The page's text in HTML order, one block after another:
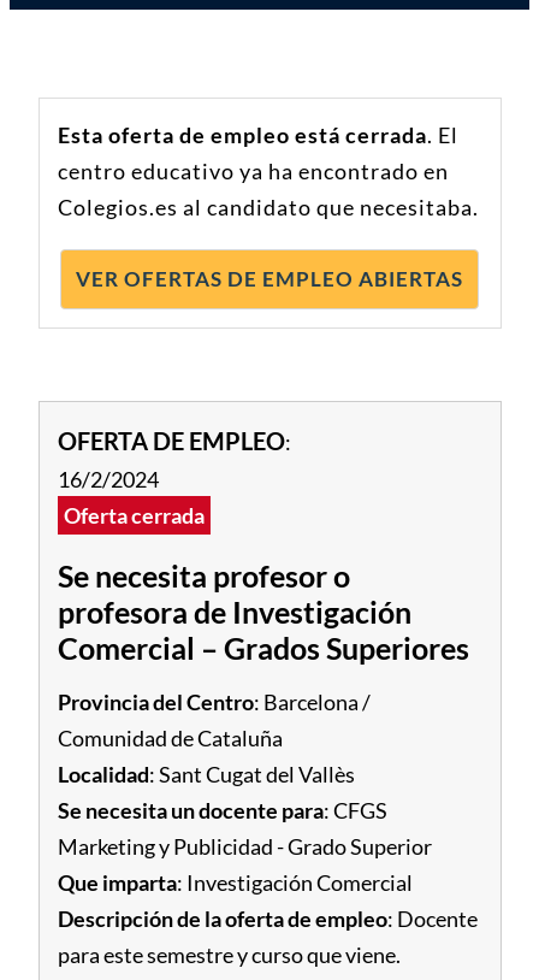
Esta oferta de empleo está cerrada. El
centro educativo ya ha encontrado en
Colegios.es al candidato que necesitaba.
VER OFERTAS DE EMPLEO ABIERTAS
OFERTA DE EMPLEO:
16/2/2024
Oferta cerrada
Se necesita profesor o
profesora de Investigación
Comercial – Grados Superiores
Provincia del Centro: Barcelona /
Comunidad de Cataluña
Localidad: Sant Cugat del Vallès
Se necesita un docente para: CFGS
Marketing y Publicidad - Grado Superior
Que imparta: Investigación Comercial
Descripción de la oferta de empleo: Docente
para este semestre y curso que viene.